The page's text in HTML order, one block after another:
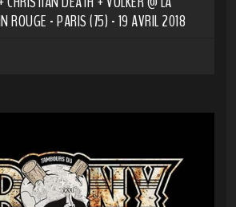
ROUGE - PARIS (75) - 19 AVRIL 2018